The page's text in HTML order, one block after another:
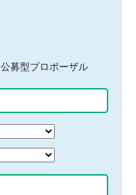
公募型プロポーザル